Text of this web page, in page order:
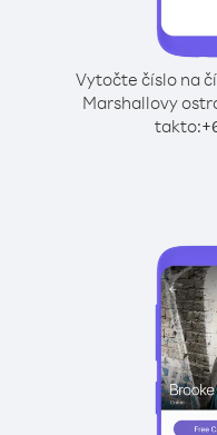
Vytočte číslo na
Marshallovy
takto:+